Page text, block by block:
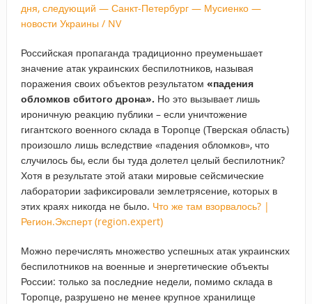
дня, следующий — Санкт-Петербург — Мусиенко —
новости Украины / NV
Российская пропаганда традиционно преуменьшает
значение атак украинских беспилотников, называя
поражения своих объектов результатом «падения
обломков сбитого дрона». Но это вызывает лишь
ироничную реакцию публики – если уничтожение
гигантского военного склада в Торопце (Тверская область)
произошло лишь вследствие «падения обломков», что
случилось бы, если бы туда долетел целый беспилотник?
Хотя в результате этой атаки мировые сейсмические
лаборатории зафиксировали землетрясение, которых в
этих краях никогда не было. Что же там взорвалось? |
Регион.Эксперт (region.expert)
Можно перечислять множество успешных атак украинских
беспилотников на военные и энергетические объекты
России: только за последние недели, помимо склада в
Торопце, разрушено не менее крупное хранилище